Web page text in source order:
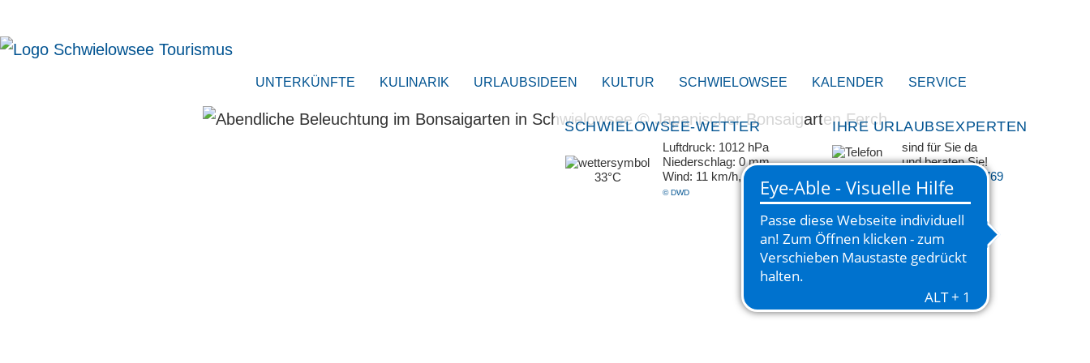
UNTERKÜNFTE KULINARIK URLAUBSIDEEN KULTUR SCHWIELOWSEE KALENDER SERVICE
SCHWIELOWSEE-WETTER
33°C
Luftdruck: 1012 hPa
Niederschlag: 0 mm
Wind: 11 km/h, SSO
© DWD
IHRE URLAUBSEXPERTEN
sind für Sie da
und beraten Sie!
+49 33209 769 769